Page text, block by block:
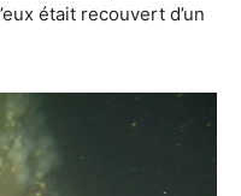
était recouvert d’un